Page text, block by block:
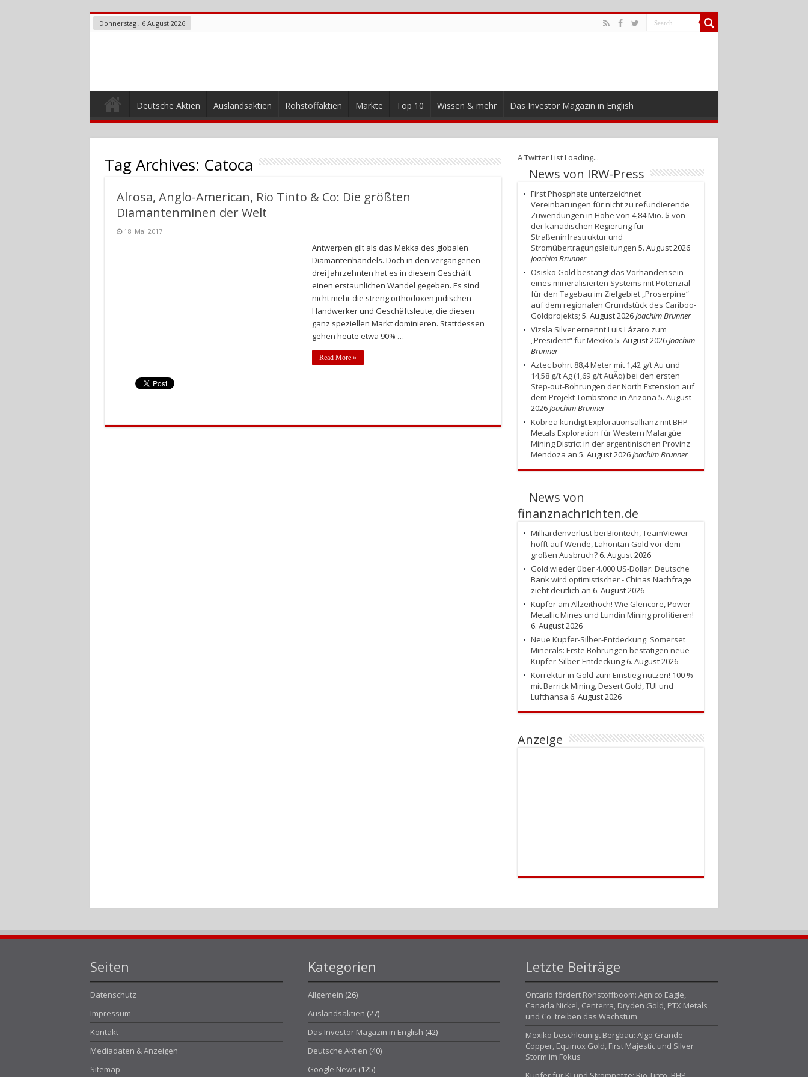
Donnerstag , 6 August 2026
Deutsche Aktien Auslandsaktien Rohstoffaktien Märkte Top 10 Wissen & mehr Das Investor Magazin in English
Tag Archives: Catoca
Alrosa, Anglo-American, Rio Tinto & Co: Die größten
Diamantenminen der Welt
18. Mai 2017
Antwerpen gilt als das Mekka des globalen
Diamantenhandels. Doch in den vergangenen
drei Jahrzehnten hat es in diesem Geschäft
einen erstaunlichen Wandel gegeben. Es sind
nicht mehr die streng orthodoxen jüdischen
Handwerker und Geschäftsleute, die diesen
ganz speziellen Markt dominieren. Stattdessen
gehen heute etwa 90% …
Read More »
A Twitter List Loading...
News von IRW-Press
First Phosphate unterzeichnet
Vereinbarungen für nicht zu refundierende
Zuwendungen in Höhe von 4,84 Mio. $ von
der kanadischen Regierung für
Straßeninfrastruktur und
Stromübertragungsleitungen 5. August 2026
Joachim Brunner
Osisko Gold bestätigt das Vorhandensein
eines mineralisierten Systems mit Potenzial
für den Tagebau im Zielgebiet „Proserpine“
auf dem regionalen Grundstück des Cariboo-
Goldprojekts; 5. August 2026Joachim Brunner
Vizsla Silver ernennt Luis Lázaro zum
„President“ für Mexiko 5. August 2026Joachim
Brunner
Aztec bohrt 88,4 Meter mit 1,42 g/t Au und
14,58 g/t Ag (1,69 g/t AuÄq) bei den ersten
Step-out-Bohrungen der North Extension auf
dem Projekt Tombstone in Arizona 5. August
2026Joachim Brunner
Kobrea kündigt Explorationsallianz mit BHP
Metals Exploration für Western Malargüe
Mining District in der argentinischen Provinz
Mendoza an 5. August 2026Joachim Brunner
News von
finanznachrichten.de
Milliardenverlust bei Biontech, TeamViewer
hofft auf Wende, Lahontan Gold vor dem
großen Ausbruch? 6. August 2026
Gold wieder über 4.000 US-Dollar: Deutsche
Bank wird optimistischer - Chinas Nachfrage
zieht deutlich an 6. August 2026
Kupfer am Allzeithoch! Wie Glencore, Power
Metallic Mines und Lundin Mining profitieren!
6. August 2026
Neue Kupfer-Silber-Entdeckung: Somerset
Minerals: Erste Bohrungen bestätigen neue
Kupfer-Silber-Entdeckung 6. August 2026
Korrektur in Gold zum Einstieg nutzen! 100 %
mit Barrick Mining, Desert Gold, TUI und
Lufthansa 6. August 2026
Anzeige
Seiten
Datenschutz
Impressum
Kontakt
Mediadaten & Anzeigen
Sitemap
Kategorien
Allgemein (26)
Auslandsaktien (27)
Das Investor Magazin in English (42)
Deutsche Aktien (40)
Google News (125)
Letzte Beiträge
Ontario fördert Rohstoffboom: Agnico Eagle,
Canada Nickel, Centerra, Dryden Gold, PTX Metals
und Co. treiben das Wachstum
Mexiko beschleunigt Bergbau: Algo Grande
Copper, Equinox Gold, First Majestic und Silver
Storm im Fokus